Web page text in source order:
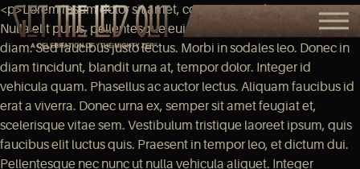
<p>Lorem ipsum dolor sit amet, consectetur adipiscing elit.
Nulla elit purus, pellentesque euismod elit nec, aliquet dictum
diam. Sed faucibus justo lectus. Morbi in sodales leo. Donec in
diam tincidunt, blandit urna at, tempor dolor. Integer id
vehicula quam. Phasellus ac auctor lectus. Aliquam faucibus id
erat a viverra. Donec urna ex, semper sit amet feugiat et,
scelerisque vitae sem. Vestibulum tristique laoreet ipsum, quis
faucibus elit luctus quis. Praesent in tempor leo, et dictum dui.
Pellentesque nec nunc ut nulla vehicula aliquet. Integer